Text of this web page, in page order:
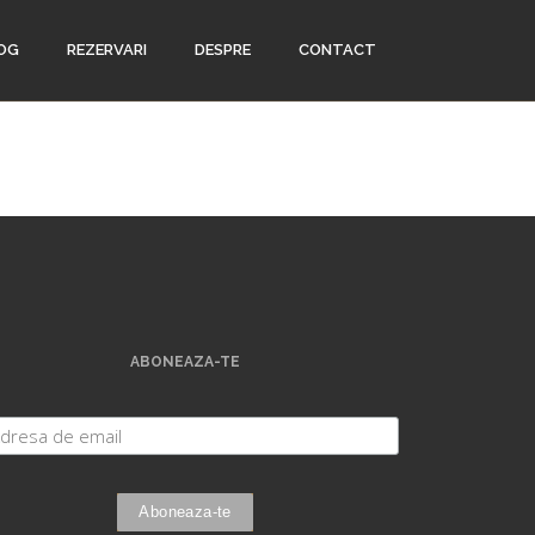
REZERVARI DESPRE CONTACT
ABONEAZA-TE